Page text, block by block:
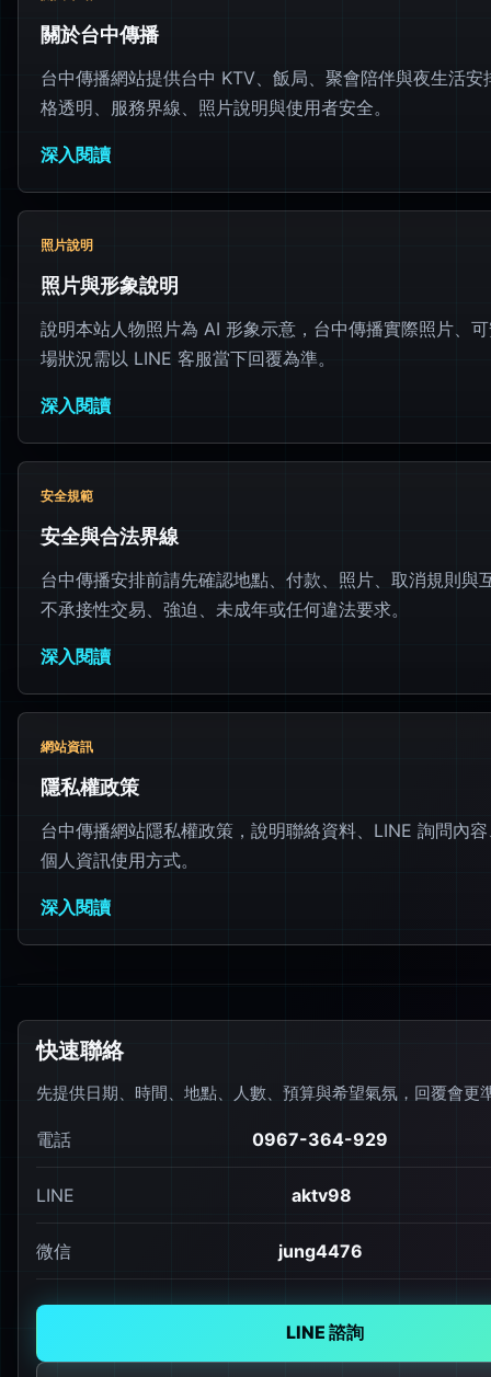
關於台中傳播
台中傳播網站提供台中 KTV、飯局、聚會陪伴與夜生活安
格透明、服務界線、照片說明與使用者安全。
深入閱讀
照片說明
照片與形象說明
說明本站人物照片為 AI 形象示意，台中傳播實際照片、
場狀況需以 LINE 客服當下回覆為準。
深入閱讀
安全規範
安全與合法界線
台中傳播安排前請先確認地點、付款、照片、取消規則與
不承接性交易、強迫、未成年或任何違法要求。
深入閱讀
網站資訊
隱私權政策
台中傳播網站隱私權政策，說明聯絡資料、LINE 詢問內
個人資訊使用方式。
深入閱讀
快速聯絡
先提供日期、時間、地點、人數、預算與希望氣氛，回覆會更
電話 0967-364-929
LINE aktv98
微信 jung4476
LINE 諮詢